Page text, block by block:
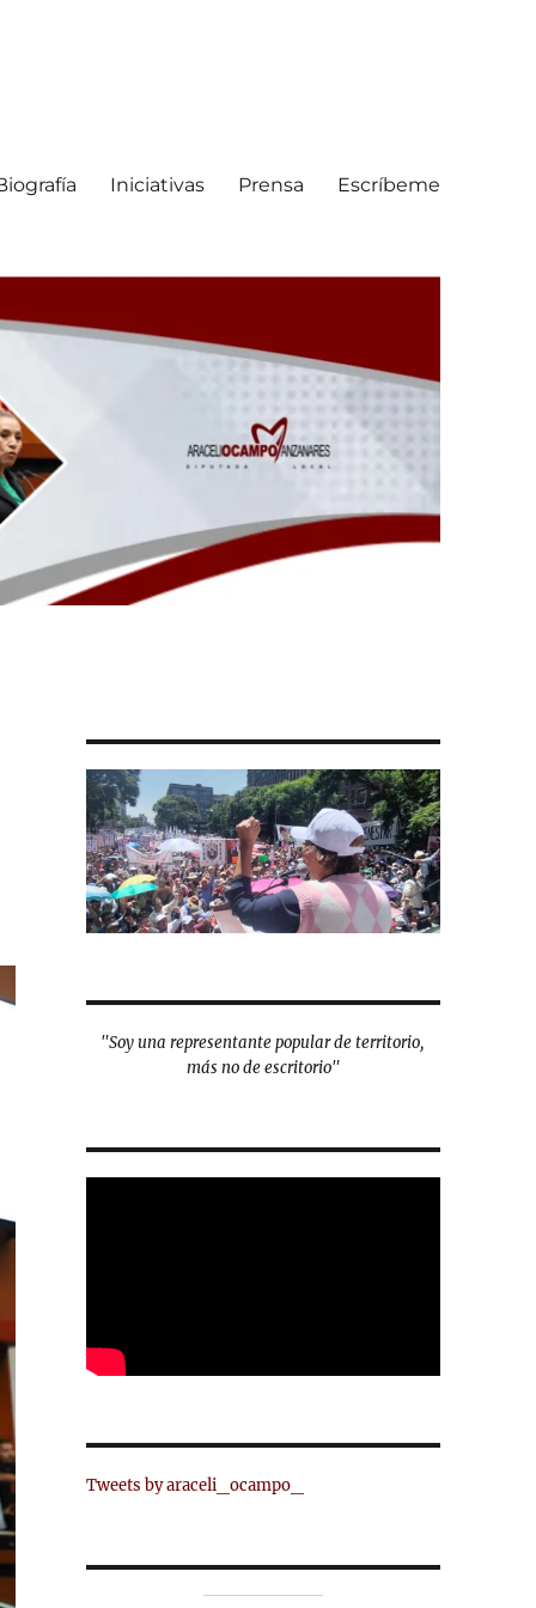
Iniciativas Prensa Escríbeme
"Soy una representante popular de territorio,
más no de escritorio"
Tweets by araceli_ocampo_